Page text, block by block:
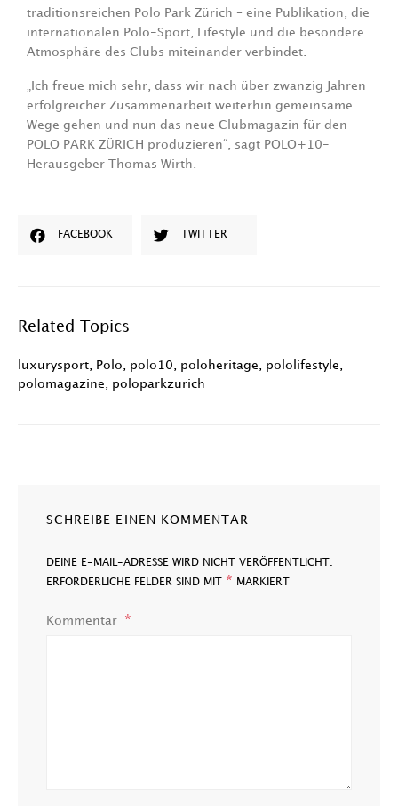
traditionsreichen Polo Park Zürich – eine Publikation, die
internationalen Polo-Sport, Lifestyle und die besondere
Atmosphäre des Clubs miteinander verbindet.
„Ich freue mich sehr, dass wir nach über zwanzig Jahren
erfolgreicher Zusammenarbeit weiterhin gemeinsame
Wege gehen und nun das neue Clubmagazin für den
POLO PARK ZÜRICH produzieren“, sagt POLO+10-
Herausgeber Thomas Wirth.
FACEBOOK TWITTER
Related Topics
luxurysport Polo polo10 poloheritage pololifestyle
polomagazine
poloparkzurich
SCHREIBE EINEN KOMMENTAR
DEINE E-MAIL-ADRESSE WIRD NICHT VERÖFFENTLICHT.
ERFORDERLICHE FELDER SIND MIT * MARKIERT
Kommentar